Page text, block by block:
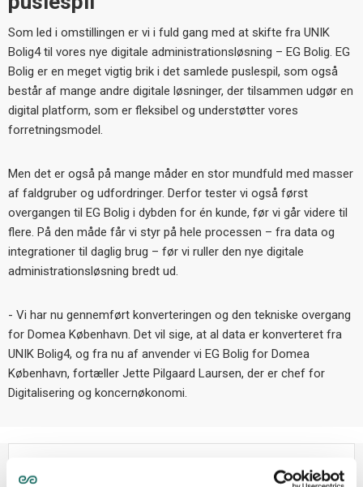
Som led i omstillingen er vi i fuld gang med at skifte fra UNIK
Bolig4 til vores nye digitale administrationsløsning – EG Bolig. EG
Bolig er en meget vigtig brik i det samlede puslespil, som også
består af mange andre digitale løsninger, der tilsammen udgør en
digital platform, som er fleksibel og understøtter vores
forretningsmodel.
Men det er også på mange måder en stor mundfuld med masser
af faldgruber og udfordringer. Derfor tester vi også først
overgangen til EG Bolig i dybden for én kunde, før vi går videre til
flere. På den måde får vi styr på hele processen – fra data og
integrationer til daglig brug – før vi ruller den nye digitale
administrationsløsning bredt ud.
- Vi har nu gennemført konverteringen og den tekniske overgang
for Domea København. Det vil sige, at al data er konverteret fra
UNIK Bolig4, og fra nu af anvender vi EG Bolig for Domea
København, fortæller Jette Pilgaard Laursen, der er chef for
Digitalisering og koncernøkonomi.
Hvad sker der nu?